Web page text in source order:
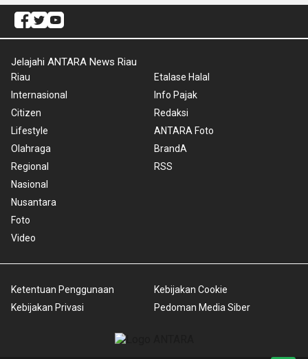
Jelajahi ANTARA News Riau
Riau
Internasional
Citizen
Lifestyle
Olahraga
Regional
Nasional
Nusantara
Foto
Video
Etalase Halal
Info Pajak
Redaksi
ANTARA Foto
BrandA
RSS
Ketentuan Penggunaan
Kebijakan Privasi
Kebijakan Cookie
Pedoman Media Siber